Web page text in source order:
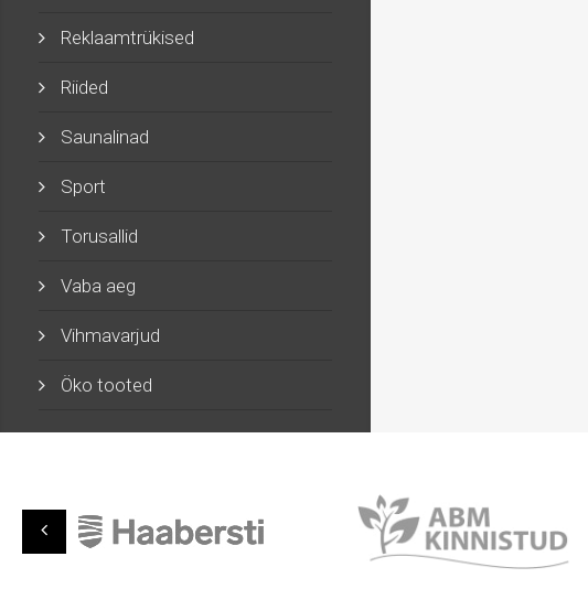
Reklaamtrükised
Riided
Saunalinad
Sport
Torusallid
Vaba aeg
Vihmavarjud
Öko tooted